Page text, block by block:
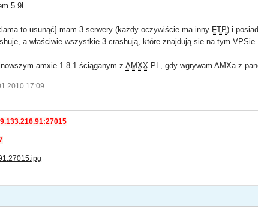
5.9l.
to usunąć] mam 3 serwery (każdy oczywiście ma inny FTP) i
a właściwie wszystkie 3 crashują, które znajdują sie na tym
amxie 1.8.1 ściąganym zAMXX .PL, gdy wgrywam AMXa z
17:09